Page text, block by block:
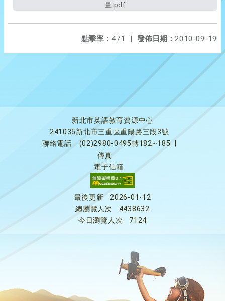
畫.pdf
發佈日期： 2010-09-19
點擊率： 471 |
新北市英語教育資源中心
241035新北市三重區重陽路三段3號
聯絡電話
(02)2980-0495轉182~185
傳真
電子信箱
最後更新
2026-01-12
總瀏覽人次
4438632
今日瀏覽人次
7124